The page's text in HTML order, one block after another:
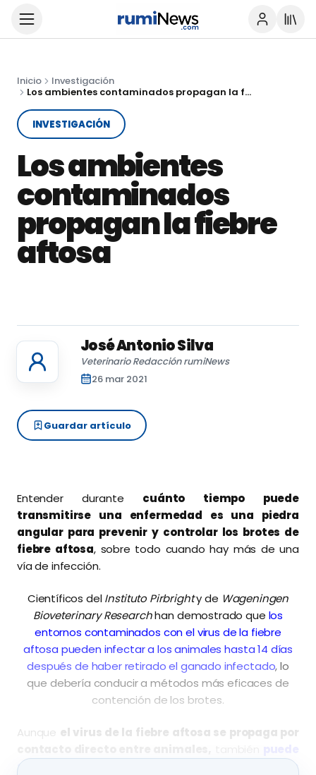
Inicio
Investigación
Los ambientes contaminados propagan la fiebre aftosa
INVESTIGACIÓN
Los ambientes
contaminados
propagan la fiebre
aftosa
José Antonio Silva
Veterinario Redacción rumiNews
26 mar 2021
Guardar artículo
Entender durante cuánto tiempo puede
transmitirse una enfermedad es una piedra
angular para prevenir y controlar los brotes de
fiebre aftosa, sobre todo cuando hay más de una
vía de infección.
Científicos delInstituto Pirbrighty de Wageningen
Bioveterinary Researchhan demostrado que los
entornos contaminados con el virus de la fiebre
aftosa pueden infectar a los animales hasta 14 días
después de haber retirado el ganado infectado, lo
que debería conducir a métodos más eficaces de
contención de los brotes.
Aunque el virus de la fiebre aftosa se propaga por
sobrevivir en las superficies durante períodos